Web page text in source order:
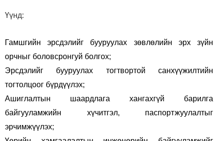
Үүнд:
Гамшгийн эрсдэлийг бууруулах зөвлөлийн эрх зүйн
орчныг боловсронгуй болгох;
Эрсдэлийг бууруулах тогтвортой санхүүжилтийн
тогтолцоог бүрдүүлэх;
Ашиглалтын шаардлага хангахгүй барилга
байгууламжийн хүчитгэл, паспортжуулалтыг
эрчимжүүлэх;